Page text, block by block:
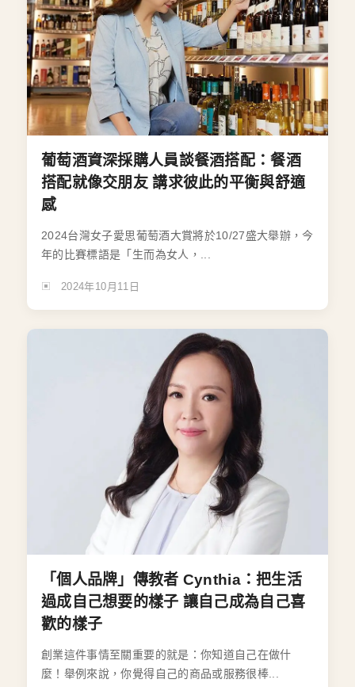
葡萄酒資深採購人員談餐酒搭配：餐酒
搭配就像交朋友 講求彼此的平衡與舒適
感
2024台灣女子愛思葡萄酒大賞將於10/27盛大舉辦，今
年的比賽標語是「生而為女人，...
2024年10月11日
「個人品牌」傳教者 Cynthia：把生活
過成自己想要的樣子 讓自己成為自己喜
歡的樣子
創業這件事情至關重要的就是：你知道自己在做什
麼！舉例來說，你覺得自己的商品或服務很棒...